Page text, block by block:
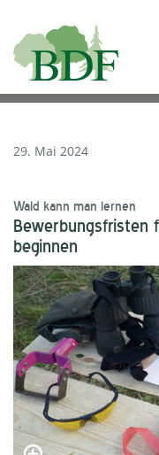
29. Mai 2024
Wald kann man lernen
Bewerbungsfristen
beginnen